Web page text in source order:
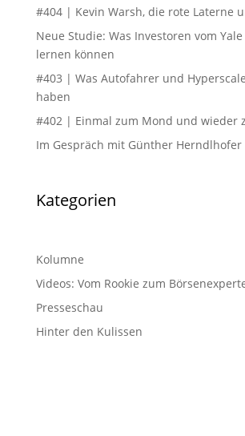
#404 | Kevin Warsh, die rote Laterne
Neue Studie: Was Investoren vom
lernen können
#403 | Was Autofahrer und
haben
#402 | Einmal zum Mond und wieder
Im Gespräch mit Günther Herndlhofer
Kategorien
Kolumne
Videos: Vom Rookie zum
Presseschau
Hinter den Kulissen